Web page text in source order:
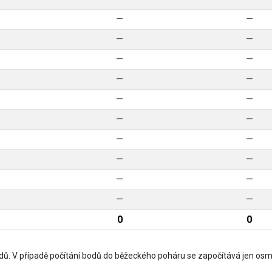
—
—
—
—
—
—
—
—
—
—
—
—
—
—
—
—
—
—
—
—
0
0
V případě počítání bodů do běžeckého poháru se započítává jen